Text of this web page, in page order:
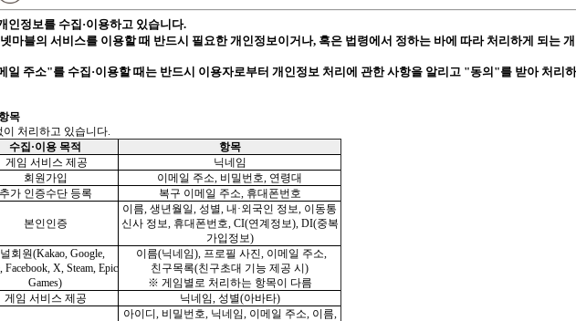
인정보를 수집·이용하고 있습니다.
마블의 서비스를 이용할 때 반드시 필요한 개인정보이거나, 혹은 법령에서 정하는 바에 따라 처리하게 되는
주소"를 수집·이용할 때는 반드시 이용자로부터 개인정보 처리에 관한 사항을 알리고 "동의"를 받아 처리
목
처리하고 있습니다.
수집·이용 목적 항목
게임 서비스 제공
닉네임
회원가입
이메일 주소, 비밀번호, 연령대
추가 인증수단 등록
복구 이메일 주소, 휴대폰번호
본인인증
이름, 생년월일, 성별, 내·외국인 정보, 이동통
신사 정보, 휴대폰번호, CI(연계정보), DI(중복
가입정보)
회원(Kakao, Google,
Facebook, X, Steam, Epic
Games)
이름(닉네임), 프로필 사진, 이메일 주소,
친구목록(친구초대 기능 제공 시)
※ 게임별로 처리하는 항목이 다름
게임 서비스 제공 닉네임, 성별(아바타)
아이디, 비밀번호, 닉네임, 이메일 주소, 이름,